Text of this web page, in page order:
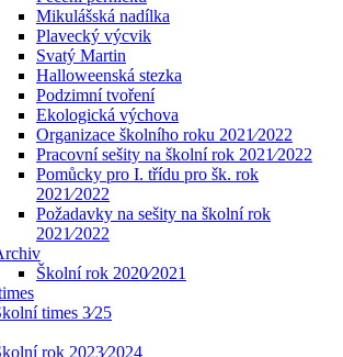
Mikulášská nadílka
Plavecký výcvik
Svatý Martin
Halloweenská stezka
Podzimní tvoření
Ekologická výchova
Organizace školního roku 2021⁄2022
Pracovní sešity na školní rok 2021⁄2022
Pomůcky pro I. třídu pro šk. rok
2021⁄2022
Požadavky na sešity na školní rok
2021⁄2022
Školní rok 2020⁄2021
times 3⁄25
rok 2023⁄2024